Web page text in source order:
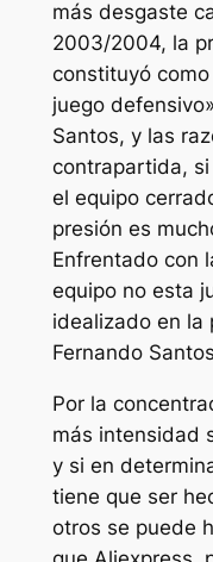
más desgaste
2003/2004, la
constituyó
juego
Santos, y las
contrapartida,
el equipo
presión es
Enfrentado con
equipo no esta
idealizado en la
Fernando
Por la
más intensidad
y si en
tiene que ser
otros se puede